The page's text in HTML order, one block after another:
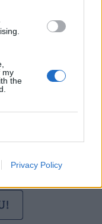
my
the
Privacy Policy